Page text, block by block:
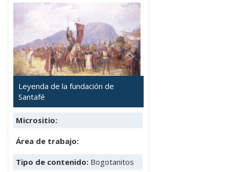
Leyenda de la fundación de
Santafé
Micrositio:
Área de trabajo:
Tipo de contenido: Bogotanitos